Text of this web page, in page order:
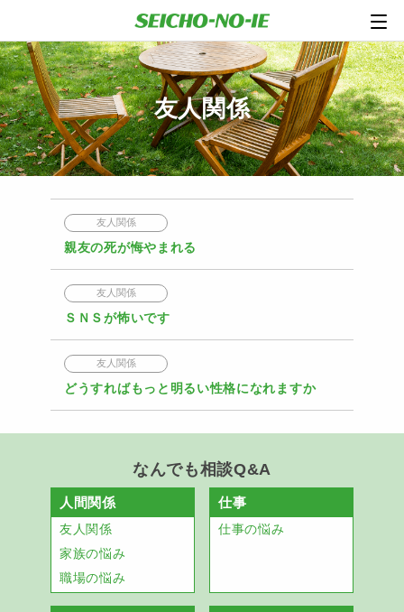
友人関係
友人関係
親友の死が悔やまれる
友人関係
ＳＮＳが怖いです
友人関係
どうすればもっと明るい性格になれますか
なんでも相談Q&A
人間関係
友人関係
家族の悩み
職場の悩み
仕事
仕事の悩み